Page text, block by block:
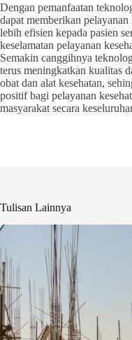
Dengan pemanfaatan
dapat memberikan
lebih efisien kepada pasien
keselamatan pelayanan
Semakin canggihnya
terus meningkatkan kualitas
obat dan alat kesehatan,
positif bagi pelayanan
masyarakat secara
Tulisan Lainnya